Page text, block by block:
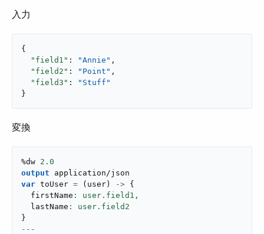
入力
{
"field1" : "Annie" ,
"field2" : "Point" ,
"field3" :
"Stuff"
}
変換
%dw 2.0
output
application/json
var toUser = ( user ) -> {
  firstName
: user.field1,
  lastName
}
---